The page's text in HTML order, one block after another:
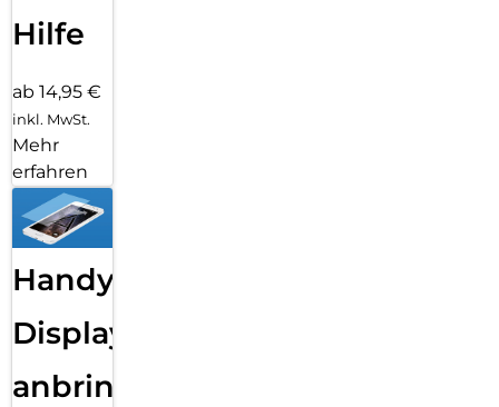
Hilfe
ab 14,95 €
inkl. MwSt.
Mehr
erfahren
Handy
Displayfolie
anbringen